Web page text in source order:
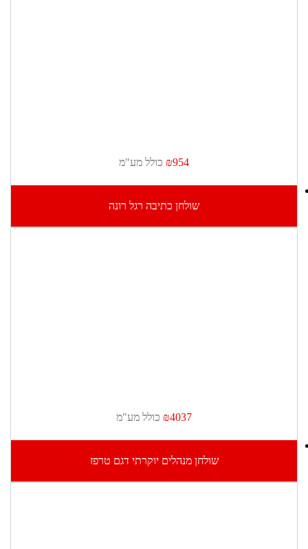
שולחן כתיבה רגל רונה
₪954 כולל מע"מ
שולחן מנהלים יוקרתי דגם טרפז
₪4037 כולל מע"מ